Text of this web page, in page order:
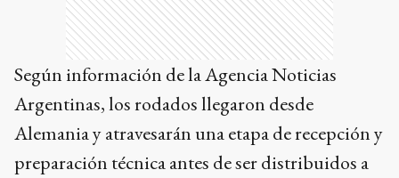
Según información de la Agencia Noticias
Argentinas, los rodados llegaron desde
Alemania y atravesarán una etapa de recepción y
preparación técnica antes de ser distribuidos a